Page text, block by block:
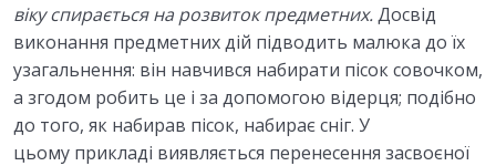
віку спирається на розвиток предметних.Досвід
виконання предметних дій підводить малюка до їх
узагальнення: він навчився набирати пісок совочком,
а згодом робить це і за допомогою відерця; подібно
до того, як набирав пісок, набирає сніг. У
цьому прикладі виявляється перенесення засвоєної